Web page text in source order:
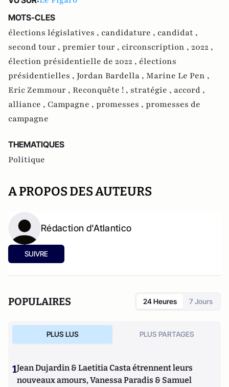
MOTS-CLES
élections législatives , candidature , candidat ,
second tour , premier tour , circonscription , 2022 ,
élection présidentielle de 2022 , élections
présidentielles , Jordan Bardella , Marine Le Pen ,
Eric Zemmour , Reconquête ! , stratégie , accord ,
alliance , Campagne , promesses , promesses de
campagne
THEMATIQUES
Politique
A PROPOS DES AUTEURS
Rédaction d'Atlantico
SUIVRE
POPULAIRES 24 Heures 7 Jours
PLUS LUS PLUS PARTAGES
1Jean Dujardin & Laetitia Casta étrennent leurs
nouveaux amours, Vanessa Paradis & Samuel